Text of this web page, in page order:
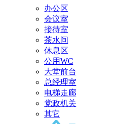
办公区
会议室
接待室
茶水间
休息区
公用WC
大堂前台
总经理室
电梯走廊
党政机关
其它